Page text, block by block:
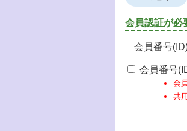
会員認証が必
会員番号
会員番号
会
共